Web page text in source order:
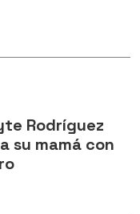
Rodríguez
su mamá con